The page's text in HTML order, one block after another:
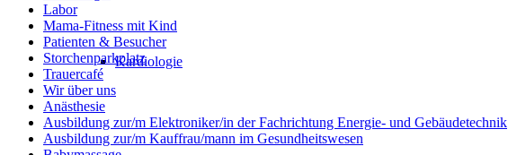
Kardiologie
Labor
Mama-Fitness mit Kind
Patienten & Besucher
Storchenparkplatz
Trauercafé
Wir über uns
Anästhesie
Ausbildung zur/m Elektroniker/in der Fachrichtung Energie- und Gebäudetechnik
Ausbildung zur/m Kauffrau/mann im Gesundheitswesen